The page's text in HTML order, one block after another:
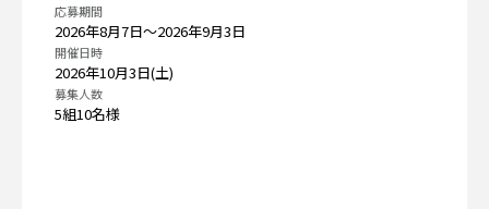
応募期間
2026年8月7日〜2026年9月3日
開催日時
2026年10月3日(土)
募集人数
5組10名様